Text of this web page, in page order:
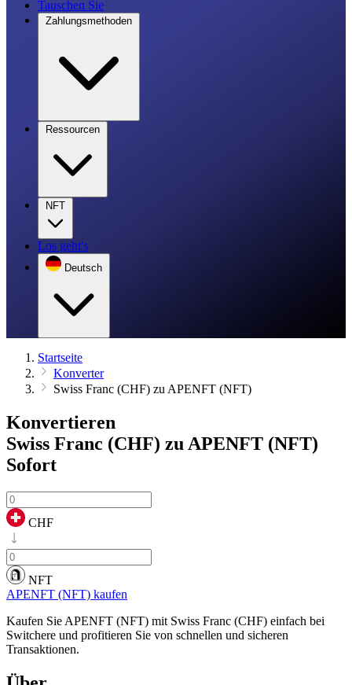
Tauschen Sie
Zahlungsmethoden
Ressourcen
NFT
Los geht's
Deutsch
Startseite
Konverter
Swiss Franc (CHF) zu APENFT (NFT)
Konvertieren
Swiss Franc (CHF) zu APENFT (NFT)
Sofort
CHF
NFT
APENFT (NFT) kaufen
Kaufen Sie APENFT (NFT) mit Swiss Franc (CHF) einfach bei
Switchere und profitieren Sie von schnellen und sicheren
Transaktionen.